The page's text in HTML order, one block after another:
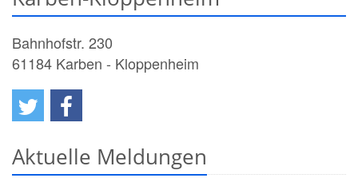
Bahnhofstr. 230
61184 Karben - Kloppenheim
Aktuelle Meldungen